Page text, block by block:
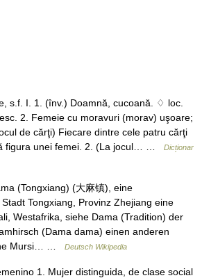
s.f. I. 1. (înv.) Doamnă, cucoană. ♢ loc.
2. Femeie cu moravuri (morav) uşoare;
de cărţi) Fiecare dintre cele patru cărţi
figura unei femei. 2. (La jocul… …
Dicționar
(Tongxiang) (大麻镇), eine
Tongxiang, Provinz Zhejiang eine
Westafrika, siehe Dama (Tradition) der
(Dama dama) einen anderen
Mursi… …
Deutsch Wikipedia
1. Mujer distinguida, de clase social